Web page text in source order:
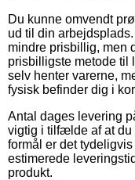
Du kunne omvendt
ud til din
mindre prisbillig, men
prisbilligste metode til
selv henter varerne,
fysisk befinder dig i
Antal dages levering
vigtig i tilfælde af at du
formål er det
estimerede
produkt.